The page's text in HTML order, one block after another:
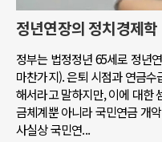
정년연장의 정치경제학
정부는 법정정년 65세로 정년
마찬가지). 은퇴 시점과 연금
해서라고 말하지만, 이에 대한
금체계뿐 아니라 국민연금 개
사실상 국민연...